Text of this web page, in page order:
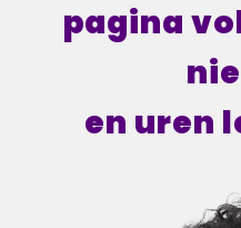
pagina
en uren